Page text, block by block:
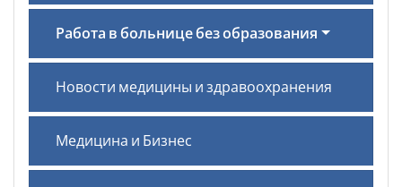
Работа в больнице без образования
Новости медицины и здравоохранения
Медицина и Бизнес